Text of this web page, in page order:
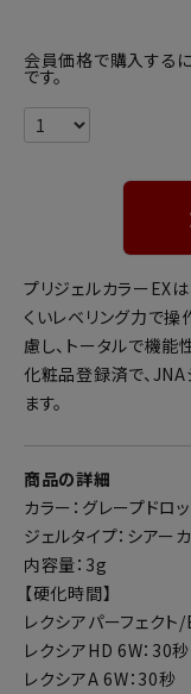
会員価格で購入する
です。
プリジェルカラーEX
くいレベリング力で
慮し、トータルで機能
化粧品登録済で、
ます。
商品の詳細
カラー：グレープドロ
ジェルタイプ：シアー
内容量：3g
【硬化時間】
レクシアパーフェクト
レクシアHD 6W：30秒
レクシアA 6W：30秒